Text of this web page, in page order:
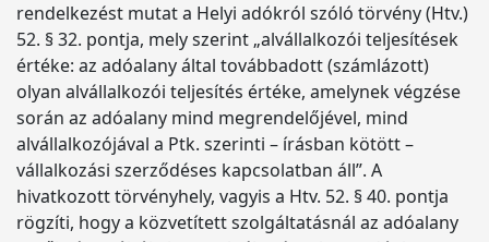
rendelkezést mutat a Helyi adókról szóló törvény (Htv.)
52. § 32. pontja, mely szerint „alvállalkozói teljesítések
értéke: az adóalany által továbbadott (számlázott)
olyan alvállalkozói teljesítés értéke, amelynek végzése
során az adóalany mind megrendelőjével, mind
alvállalkozójával a Ptk. szerinti – írásban kötött –
vállalkozási szerződéses kapcsolatban áll”. A
hivatkozott törvényhely, vagyis a Htv. 52. § 40. pontja
rögzíti, hogy a közvetített szolgáltatásnál az adóalany